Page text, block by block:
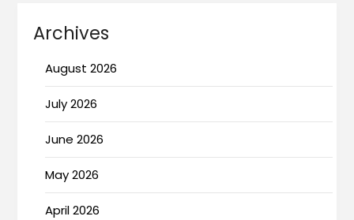
Archives
August 2026
July 2026
June 2026
May 2026
April 2026